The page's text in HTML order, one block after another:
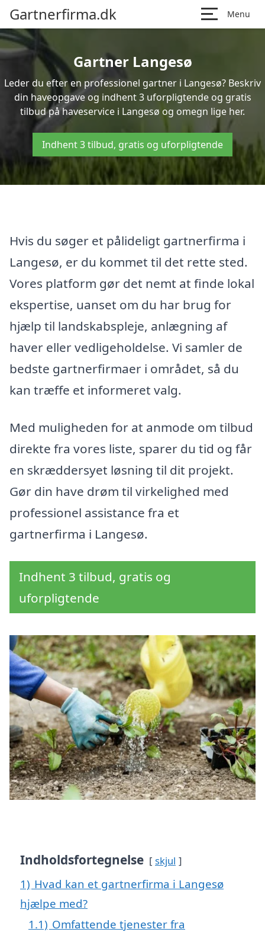
Gartnerfirma.dk Menu
Gartner Langesø
Leder du efter en professionel gartner i Langesø? Beskriv
din haveopgave og indhent 3 uforpligtende og gratis
tilbud på haveservice i Langesø og omegn lige her.
Indhent 3 tilbud, gratis og uforpligtende
Hvis du søger et pålideligt gartnerfirma i
Langesø, er du kommet til det rette sted.
Vores platform gør det nemt at finde lokal
ekspertise, uanset om du har brug for
hjælp til landskabspleje, anlægning af
haver eller vedligeholdelse. Vi samler de
bedste gartnerfirmaer i området, så du
kan træffe et informeret valg.
Med muligheden for at anmode om tilbud
direkte fra vores liste, sparer du tid og får
en skræddersyet løsning til dit projekt.
Gør din have drøm til virkelighed med
professionel assistance fra et
gartnerfirma i Langesø.
Indhent 3 tilbud, gratis og
uforpligtende
Indholdsfortegnelse skjul
1) Hvad kan et gartnerfirma i Langesø
hjælpe med?
1.1) Omfattende tjenester fra